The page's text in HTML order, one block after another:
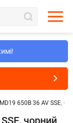
650B 36 AV SSE,
чорний